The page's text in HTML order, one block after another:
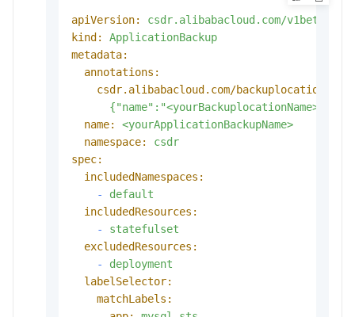
apiVersion:
csdr.alibabacloud.com/v1beta1
kind:
ApplicationBackup
metadata:
annotations:
csdr.alibabacloud.com/backuplocations:
name:
<yourApplicationBackupName>
namespace:
csdr
spec:
includedNamespaces:
-
default
includedResources:
-
statefulset
excludedResources:
-
deployment
labelSelector:
matchLabels: